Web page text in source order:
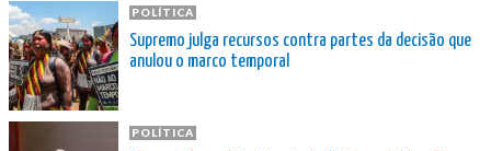
POLÍTICA
Supremo julga recursos contra partes da decisão que
anulou o marco temporal
POLÍTICA